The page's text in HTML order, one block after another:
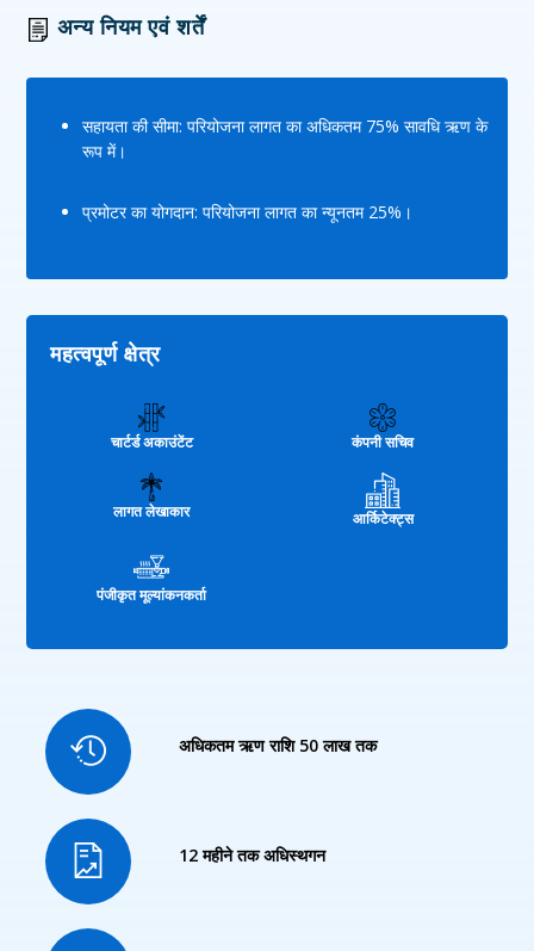
अन्य नियम एवं शर्तें
सहायता की सीमा: परियोजना लागत का अधिकतम 75% सावधि ऋण के
रूप में।
प्रमोटर का योगदान: परियोजना लागत का न्यूनतम 25%।
महत्वपूर्ण क्षेत्र
चार्टर्ड अकाउंटेंट कंपनी सचिव
लागत लेखाकार आर्किटेक्ट्स
पंजीकृत मूल्यांकनकर्ता
अधिकतम ऋण राशि 50 लाख तक
12 महीने तक अधिस्थगन